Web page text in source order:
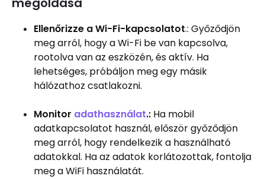
Ellenőrizze a Wi-Fi-kapcsolatot.: Győződjön
meg arról, hogy a Wi-Fi be van kapcsolva,
rootolva van az eszközén, és aktív. Ha
lehetséges, próbáljon meg egy másik
hálózathoz csatlakozni.
Monitor adathasználat.: Ha mobil
adatkapcsolatot használ, először győződjön
meg arról, hogy rendelkezik a használható
adatokkal. Ha az adatok korlátozottak, fontolja
meg a WiFi használatát.